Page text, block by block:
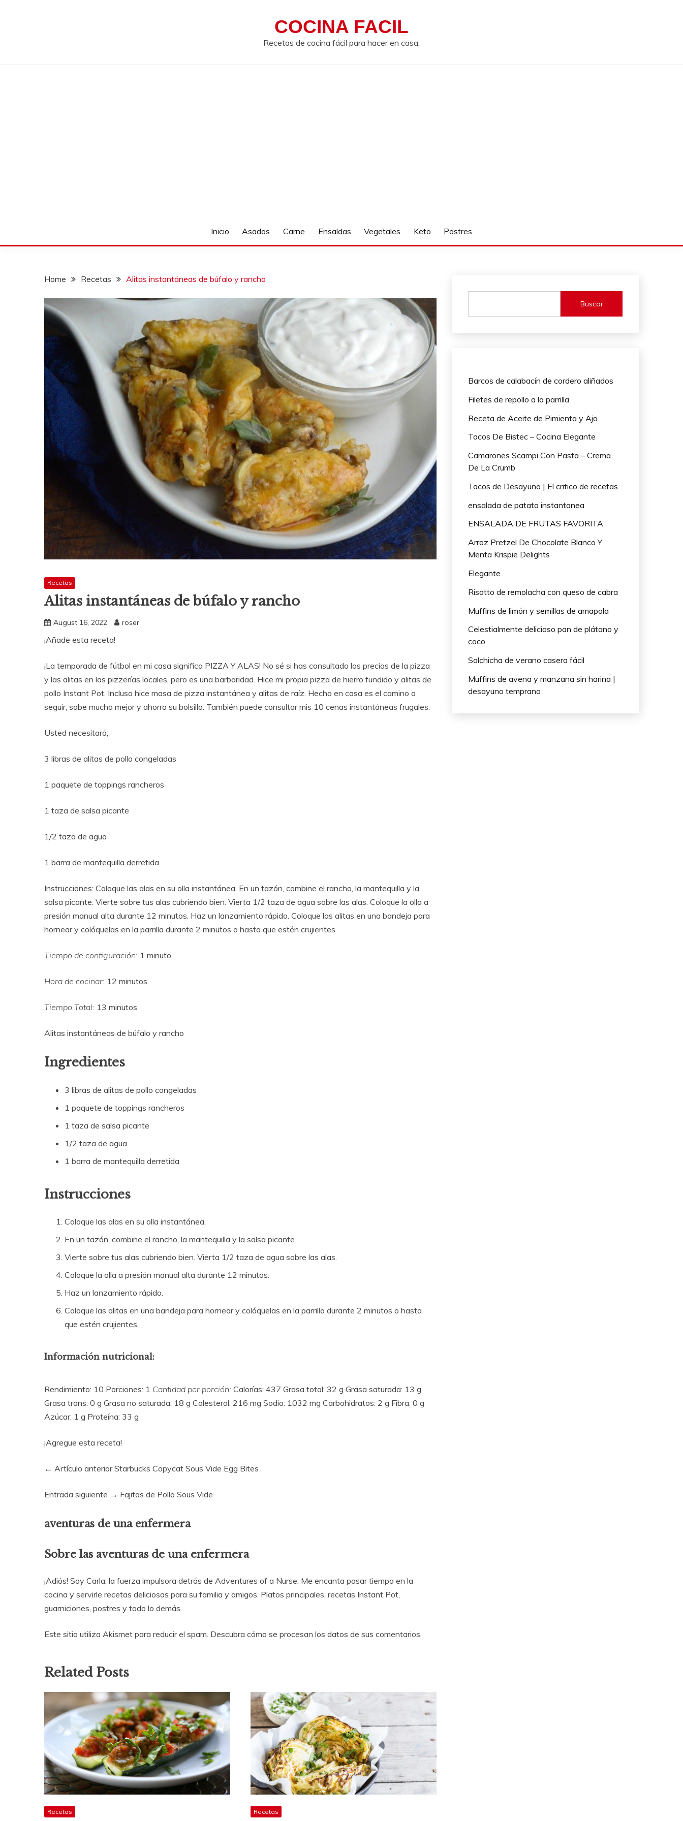
COCINA FACIL
Recetas de cocina fácil para hacer en casa.
Inicio Asados Carne Ensaldas Vegetales Keto Postres
Home Recetas Alitas instantáneas de búfalo y rancho
Recetas
Alitas instantáneas de búfalo y rancho
August 16, 2022 roser
¡Añade esta receta!
¡La temporada de fútbol en mi casa significa PIZZA Y ALAS! No sé si has consultado los precios de la pizza
y las alitas en las pizzerías locales, pero es una barbaridad. Hice mi propia pizza de hierro fundido y alitas de
pollo Instant Pot. Incluso hice masa de pizza instantánea y alitas de raíz. Hecho en casa es el camino a
seguir, sabe mucho mejor y ahorra su bolsillo. También puede consultar mis 10 cenas instantáneas frugales.
Usted necesitará;
3 libras de alitas de pollo congeladas
1 paquete de toppings rancheros
1 taza de salsa picante
1/2 taza de agua
1 barra de mantequilla derretida
Instrucciones: Coloque las alas en su olla instantánea. En un tazón, combine el rancho, la mantequilla y la
salsa picante. Vierte sobre tus alas cubriendo bien. Vierta 1/2 taza de agua sobre las alas. Coloque la olla a
presión manual alta durante 12 minutos. Haz un lanzamiento rápido. Coloque las alitas en una bandeja para
hornear y colóquelas en la parrilla durante 2 minutos o hasta que estén crujientes.
Tiempo de configuración: 1 minuto
Hora de cocinar: 12 minutos
Tiempo Total: 13 minutos
Alitas instantáneas de búfalo y rancho
Ingredientes
3 libras de alitas de pollo congeladas
1 paquete de toppings rancheros
1 taza de salsa picante
1/2 taza de agua
1 barra de mantequilla derretida
Instrucciones
Coloque las alas en su olla instantánea.
En un tazón, combine el rancho, la mantequilla y la salsa picante.
Vierte sobre tus alas cubriendo bien. Vierta 1/2 taza de agua sobre las alas.
Coloque la olla a presión manual alta durante 12 minutos.
Haz un lanzamiento rápido.
Coloque las alitas en una bandeja para hornear y colóquelas en la parrilla durante 2 minutos o hasta
que estén crujientes.
Información nutricional:
Rendimiento: 10 Porciones: 1 Cantidad por porción: Calorías: 437 Grasa total: 32 g Grasa saturada: 13 g
Grasa trans: 0 g Grasa no saturada: 18 g Colesterol: 216 mg Sodio: 1032 mg Carbohidratos: 2 g Fibra: 0 g
Azúcar: 1 g Proteína: 33 g
¡Agregue esta receta!
← Artículo anterior Starbucks Copycat Sous Vide Egg Bites
Entrada siguiente → Fajitas de Pollo Sous Vide
aventuras de una enfermera
Sobre las aventuras de una enfermera
¡Adiós! Soy Carla, la fuerza impulsora detrás de Adventures of a Nurse. Me encanta pasar tiempo en la
cocina y servirle recetas deliciosas para su familia y amigos. Platos principales, recetas Instant Pot,
guarniciones, postres y todo lo demás.
interacciones
los
lectores
Este sitio utiliza Akismet para reducir el spam. Descubra cómo se procesan los datos de sus comentarios.
Related Posts
Recetas Recetas
Buscar
Barcos de calabacín de cordero aliñados
Filetes de repollo a la parrilla
Receta de Aceite de Pimienta y Ajo
Tacos De Bistec – Cocina Elegante
Camarones Scampi Con Pasta – Crema
De La Crumb
Tacos de Desayuno | El critico de recetas
ensalada de patata instantanea
ENSALADA DE FRUTAS FAVORITA
Arroz Pretzel De Chocolate Blanco Y
Menta Krispie Delights
Elegante
Risotto de remolacha con queso de cabra
Muffins de limón y semillas de amapola
Celestialmente delicioso pan de plátano y
coco
Salchicha de verano casera fácil
Muffins de avena y manzana sin harina |
desayuno temprano